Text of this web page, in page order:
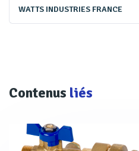
WATTS INDUSTRIES FRANCE
Contenus liés